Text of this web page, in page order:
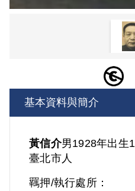
基本資料與簡介
黃信介男1928年出生
臺北市人
羈押/執行處所：